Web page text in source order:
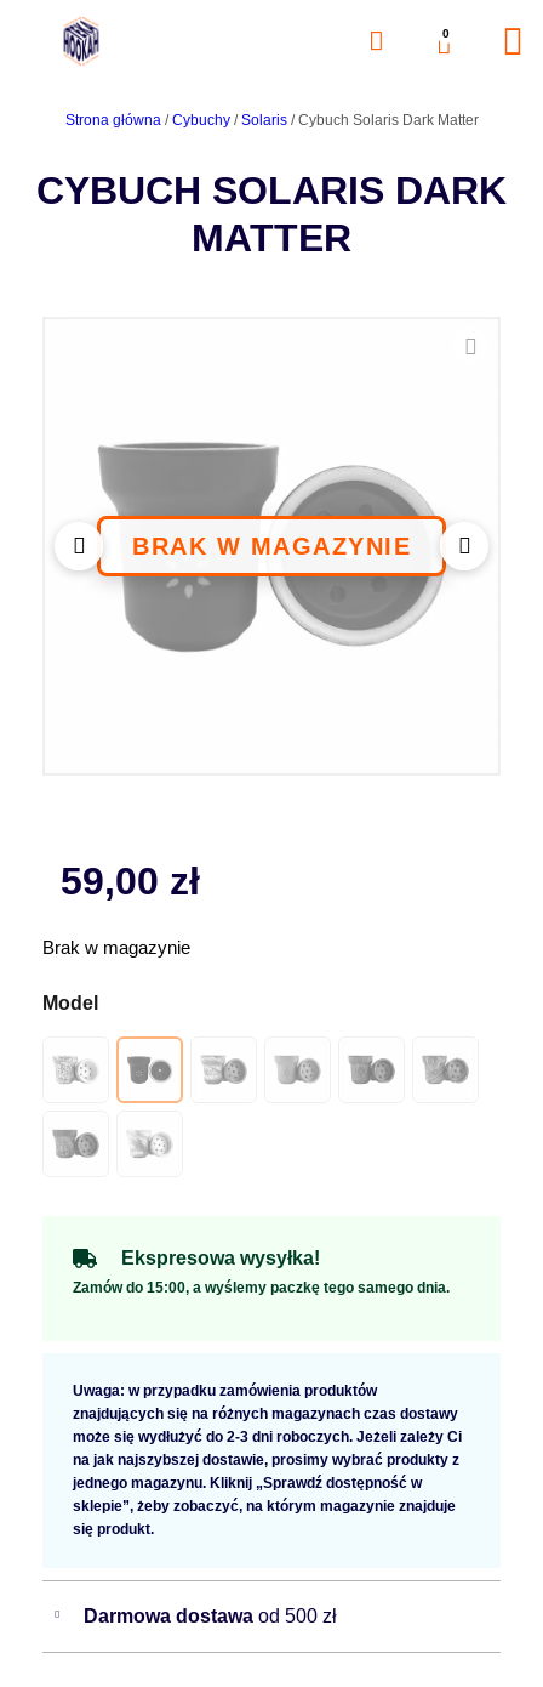
0
Strona główna/Cybuchy/Solaris/ Cybuch Solaris Dark Matter
CYBUCH SOLARIS DARK
MATTER
59,00 zł
Brak w magazynie
Ekspresowa wysyłka!
Zamów do 15:00, a wyślemy paczkę tego samego dnia.
Uwaga: w przypadku zamówienia produktów
znajdujących się na różnych magazynach czas dostawy
może się wydłużyć do 2-3 dni roboczych. Jeżeli zależy Ci
na jak najszybszej dostawie, prosimy wybrać produkty z
jednego magazynu. Kliknij „Sprawdź dostępność w
sklepie”, żeby zobaczyć, na którym magazynie znajduje
się produkt.
Darmowa dostawa od 500 zł